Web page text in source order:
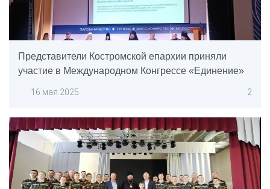
Представители Костромской епархии приняли
участие в Международном Конгрессе «Единение»
16 мая 2025 2